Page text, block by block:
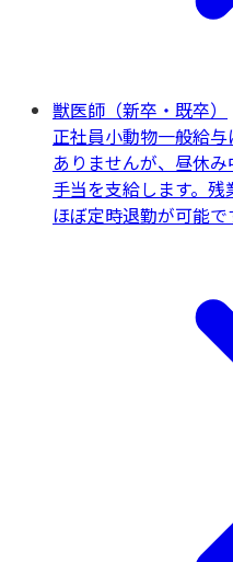
獣医師（新卒・既卒）
正社員小動物一般給与
ありませんが、昼休
手当を支給します。残
ほぼ定時退勤が可能で